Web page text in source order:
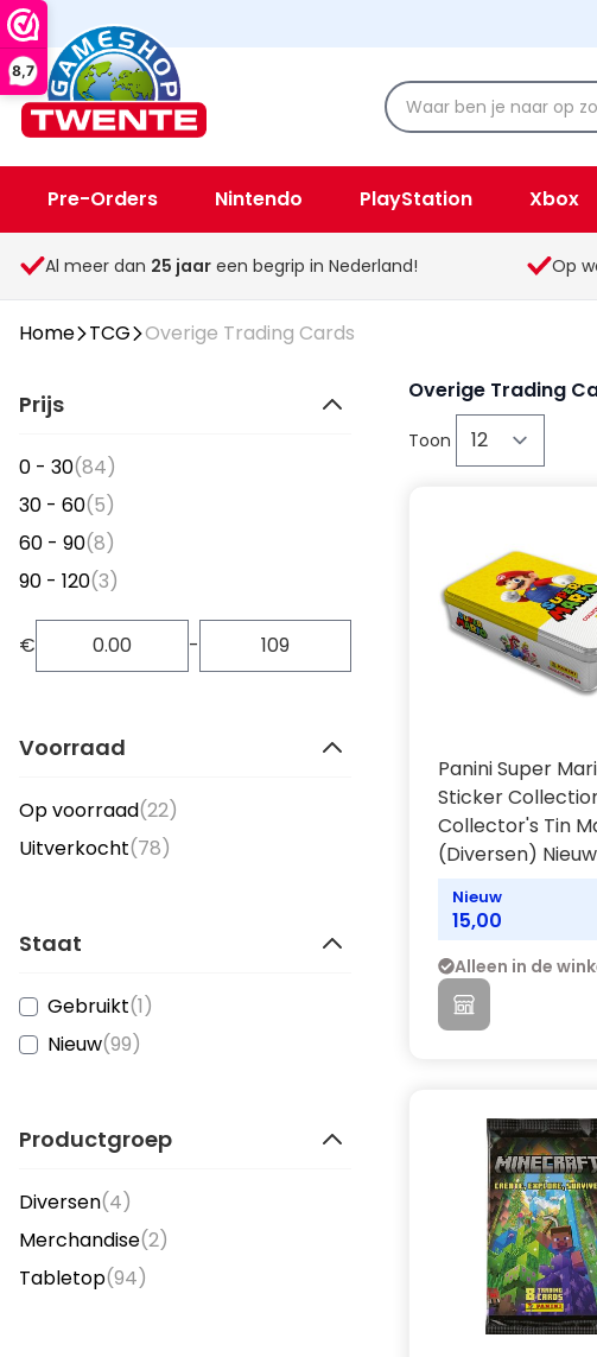
8,7
Pre-Orders Nintendo PlayStation Xbox
Spellen & Speelgoed Overige
Al meer dan 25 jaar een begrip in Nederland! Op
Home TCG Overige Trading Cards
Prijs
0 - 30(84)
30 - 60(5)
60 - 90(8)
90 - 120(3)
€ -
Voorraad
Op voorraad(22)
Uitverkocht(78)
Staat
Gebruikt(1)
Nieuw(99)
Productgroep
Diversen(4)
Merchandise(2)
Tabletop(94)
Overige Trading
Toon
Panini Super
Sticker
Collector's Tin
(Diversen) Nieuw
Nieuw
15,00
Alleen in de